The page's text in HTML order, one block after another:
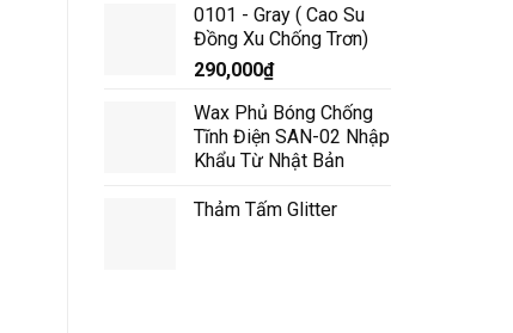
0101 - Gray ( Cao Su
Đồng Xu Chống Trơn)
290,000₫
Wax Phủ Bóng Chống
Tĩnh Điện SAN-02 Nhập
Khẩu Từ Nhật Bản
Thảm Tấm Glitter